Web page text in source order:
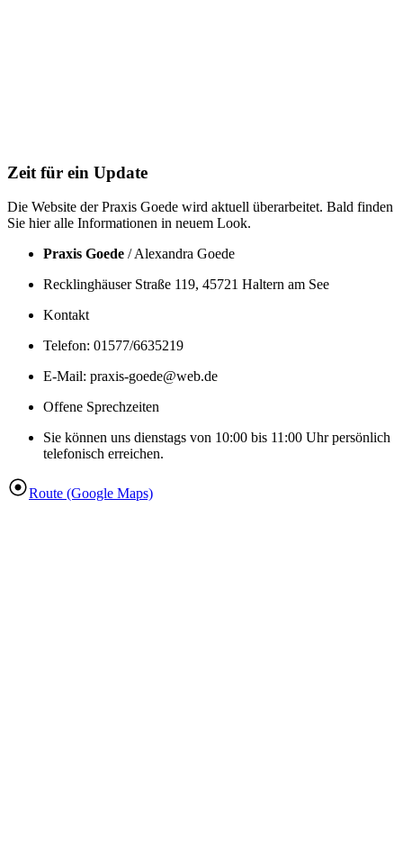
Zeit für ein Update
Die Website der Praxis Goede wird aktuell überarbeitet. Bald finden
Sie hier alle Informationen in neuem Look.
Praxis Goede / Alexandra Goede
Recklinghäuser Straße 119, 45721 Haltern am See
Kontakt
Telefon: 01577/6635219
E-Mail: praxis-goede@web.de
Offene Sprechzeiten
Sie können uns dienstags von 10:00 bis 11:00 Uhr persönlich
telefonisch erreichen.
Route (Google Maps)